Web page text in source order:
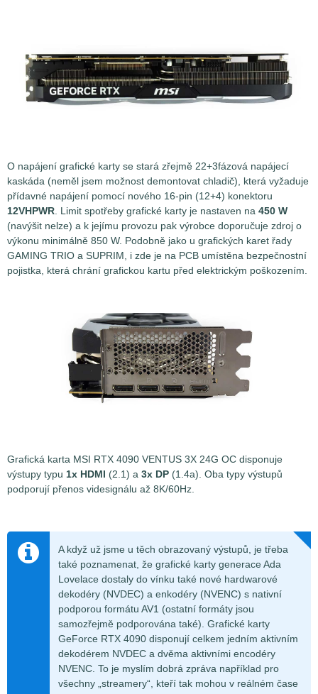
O napájení grafické karty se stará zřejmě 22+3fázová napájecí
kaskáda (neměl jsem možnost demontovat chladič), která vyžaduje
přídavné napájení pomocí nového 16-pin (12+4) konektoru
12VHPWR. Limit spotřeby grafické karty je nastaven na 450 W
(navýšit nelze) a k jejímu provozu pak výrobce doporučuje zdroj o
výkonu minimálně 850 W. Podobně jako u grafických karet řady
GAMING TRIO a SUPRIM, i zde je na PCB umístěna bezpečnostní
pojistka, která chrání grafickou kartu před elektrickým poškozením.
Grafická karta MSI RTX 4090 VENTUS 3X 24G OC disponuje
výstupy typu 1x HDMI (2.1) a 3x DP (1.4a). Oba typy výstupů
podporují přenos videsignálu až 8K/60Hz.
A když už jsme u těch obrazovaný výstupů, je třeba
také poznamenat, že grafické karty generace Ada
Lovelace dostaly do vínku také nové hardwarové
dekodéry (NVDEC) a enkodéry (NVENC) s nativní
podporou formátu AV1 (ostatní formáty jsou
samozřejmě podporována také). Grafické karty
GeForce RTX 4090 disponují celkem jedním aktivním
dekodérem NVDEC a dvěma aktivními encodéry
NVENC. To je myslím dobrá zpráva například pro
všechny „streamery“, kteří tak mohou v reálném čase